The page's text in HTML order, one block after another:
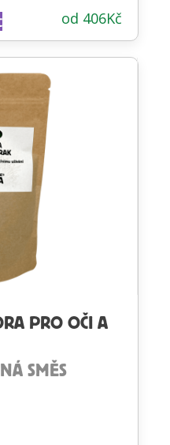
od 406Kč
PRO OČI A
SMĚS